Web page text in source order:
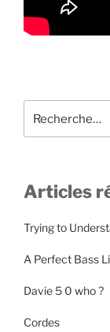
pour
Articles
Trying to
A Perfect Bass
Davie 5 0 who ?
Cordes